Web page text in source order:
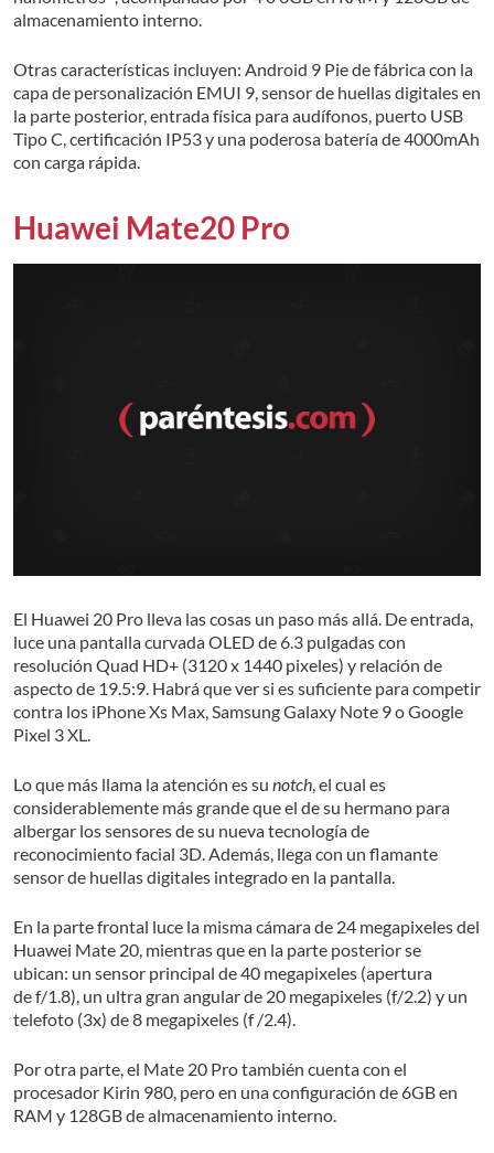
almacenamiento interno.
Otras características incluyen: Android 9 Pie de fábrica con la
capa de personalización EMUI 9, sensor de huellas digitales en
la parte posterior, entrada física para audífonos, puerto USB
Tipo C, certificación IP53 y una poderosa batería de 4000mAh
con carga rápida.
Huawei Mate20 Pro
El Huawei 20 Pro lleva las cosas un paso más allá. De entrada,
luce una pantalla curvada OLED de 6.3 pulgadas con
resolución Quad HD+ (3120 x 1440 pixeles) y relación de
aspecto de 19.5:9. Habrá que ver si es suficiente para competir
contra los iPhone Xs Max, Samsung Galaxy Note 9 o Google
Pixel 3 XL.
Lo que más llama la atención es su notch, el cual es
considerablemente más grande que el de su hermano para
albergar los sensores de su nueva tecnología de
reconocimiento facial 3D. Además, llega con un flamante
sensor de huellas digitales integrado en la pantalla.
En la parte frontal luce la misma cámara de 24 megapixeles del
Huawei Mate 20, mientras que en la parte posterior se
ubican: un sensor principal de 40 megapixeles (apertura
de f/1.8), un ultra gran angular de 20 megapixeles (f/2.2) y un
telefoto (3x) de 8 megapixeles (f /2.4).
Por otra parte, el Mate 20 Pro también cuenta con el
procesador Kirin 980, pero en una configuración de 6GB en
RAM y 128GB de almacenamiento interno.